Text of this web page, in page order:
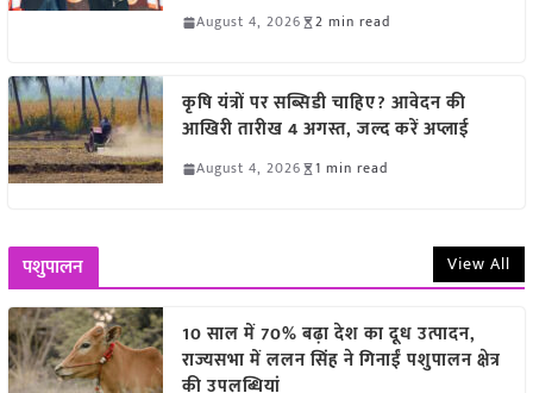
August 4, 2026 2 min read
कृषि यंत्रों पर सब्सिडी चाहिए? आवेदन की
आखिरी तारीख 4 अगस्त, जल्द करें अप्लाई
August 4, 2026 1 min read
पशुपालन View All
10 साल में 70% बढ़ा देश का दूध उत्पादन,
राज्यसभा में ललन सिंह ने गिनाईं पशुपालन क्षेत्र
की उपलब्धियां